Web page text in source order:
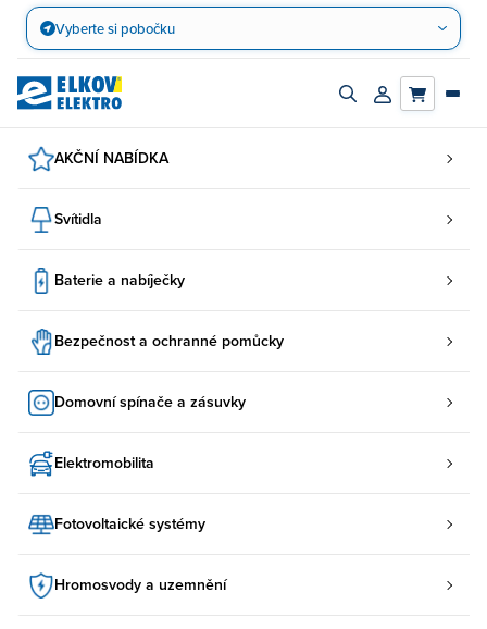
Přejít
obsah
Vyberte si pobočku
Zapnout/vypnout
Přihlásit/
AKČNÍ NABÍDKA
Svítidla
Baterie a nabíječky
Bezpečnost a ochranné pomůcky
Domovní spínače a zásuvky
Elektromobilita
Fotovoltaické systémy
Hromosvody a uzemnění